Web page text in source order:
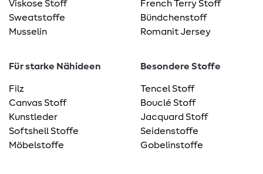
Viskose Stoff
Sweatstoffe
Musselin
French Terry Stoff
Bündchenstoff
Romanit Jersey
Für starke Nähideen
Filz
Canvas Stoff
Kunstleder
Softshell Stoffe
Möbelstoffe
Besondere Stoffe
Tencel Stoff
Bouclé Stoff
Jacquard Stoff
Seidenstoffe
Gobelinstoffe